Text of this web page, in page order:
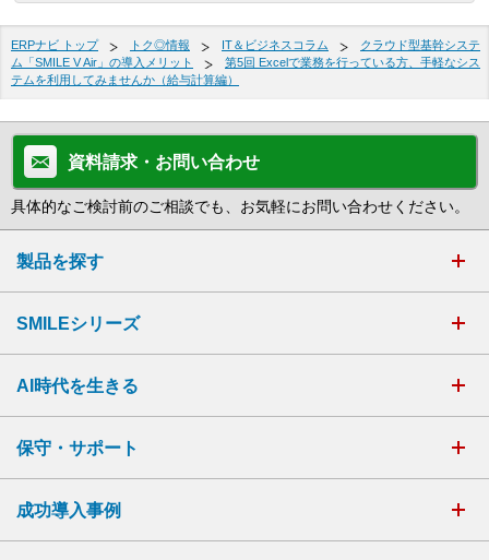
ERPナビ トップ トク◎情報 IT＆ビジネスコラム
クラウド型基幹システ
ム「SMILE V Air」の導入メリット
第5回 Excelで業務を行っている方、手軽なシス
テムを利用してみませんか（給与計算編）
資料請求・お問い合わせ
具体的なご検討前のご相談でも、お気軽にお問い合わせください。
製品を探す
SMILEシリーズ
AI時代を生きる
保守・サポート
成功導入事例